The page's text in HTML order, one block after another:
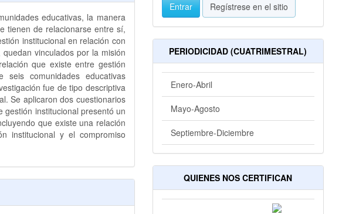
educativas, la manera
tienen de relacionarse entre sí,
institucional en relación con
vinculados por la misión
que existe entre gestión
comunidades educativas
fue de tipo descriptiva
Se aplicaron dos cuestionarios
gestión institucional presentó un
que existe una relación
institucional y el compromiso
Entrar
Regístrese en el sitio
PERIODICIDAD (CUATRIMESTRAL)
Enero-Abril
Mayo-Agosto
Septiembre-Diciembre
QUIENES NOS CERTIFICAN